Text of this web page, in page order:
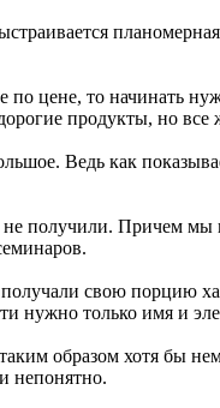
цене, то начинать
продукты, но все
Ведь как
получили. Причем мы
свою порцию
нужно только имя и
образом хотя бы
непонятно.